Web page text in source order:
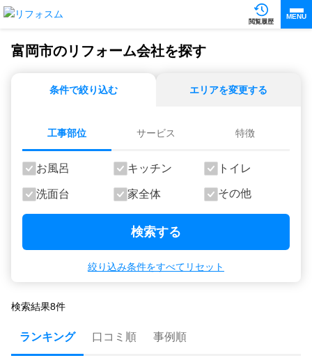
閲覧履歴
MENU
富岡市のリフォーム会社を探す
条件で絞り込む エリアを変更する
工事部位 サービス 特徴
お風呂 キッチン トイレ
洗面台 家全体 その他
検索する
絞り込み条件をすべてリセット
検索結果8件
ランキング 口コミ順 事例順